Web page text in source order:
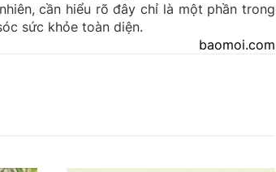
cần hiểu rõ đây chỉ là một phần trong
sức khỏe toàn diện.
baomoi.com